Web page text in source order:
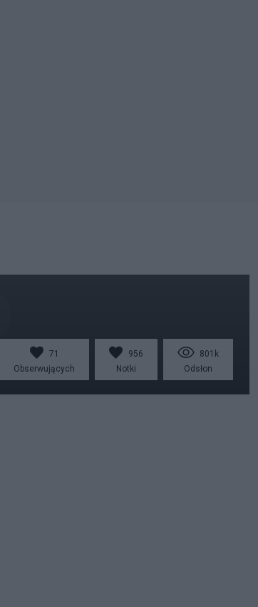
71
Obserwujących
956
Notki
801k
Odsłon